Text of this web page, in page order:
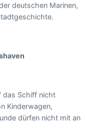
deutschen Marinen,
das Schiff nicht
Kinderwagen,
dürfen nicht mit an